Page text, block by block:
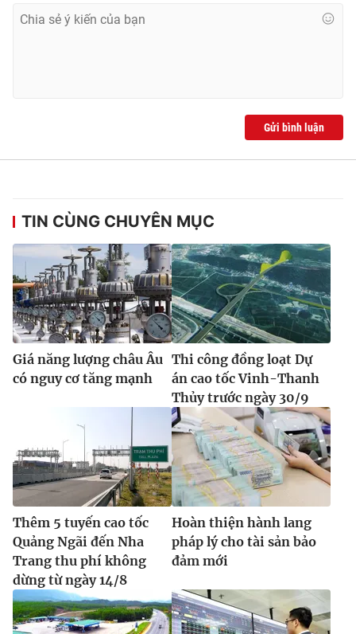
Gửi bình luận
TIN CÙNG CHUYÊN MỤC
Giá năng lượng châu Âu
có nguy cơ tăng mạnh
Thi công đồng loạt Dự
án cao tốc Vinh-Thanh
Thủy trước ngày 30/9
Thêm 5 tuyến cao tốc
Quảng Ngãi đến Nha
Trang thu phí không
dừng từ ngày 14/8
Hoàn thiện hành lang
pháp lý cho tài sản bảo
đảm mới